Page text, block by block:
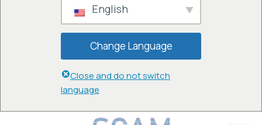
English
Change Language
Close and do not switch
language